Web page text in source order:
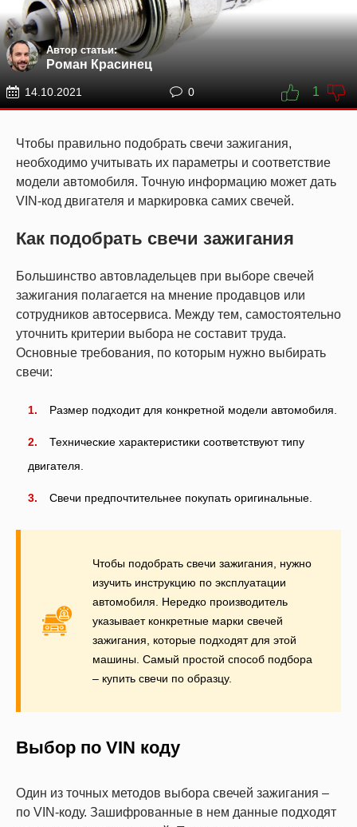
Автор статьи:
Роман Красинец
14.10.2021 0 1
Чтобы правильно подобрать свечи зажигания,
необходимо учитывать их параметры и соответствие
модели автомобиля. Точную информацию может дать
VIN-код двигателя и маркировка самих свечей.
Как подобрать свечи зажигания
Большинство автовладельцев при выборе свечей
зажигания полагается на мнение продавцов или
сотрудников автосервиса. Между тем, самостоятельно
уточнить критерии выбора не составит труда.
Основные требования, по которым нужно выбирать
свечи:
Размер подходит для конкретной модели автомобиля.
Технические характеристики соответствуют типу
двигателя.
Свечи предпочтительнее покупать оригинальные.
Чтобы подобрать свечи зажигания, нужно
изучить инструкцию по эксплуатации
автомобиля. Нередко производитель
указывает конкретные марки свечей
зажигания, которые подходят для этой
машины. Самый простой способ подбора
– купить свечи по образцу.
Выбор по VIN коду
Один из точных методов выбора свечей зажигания –
по VIN-коду. Зашифрованные в нем данные подходят